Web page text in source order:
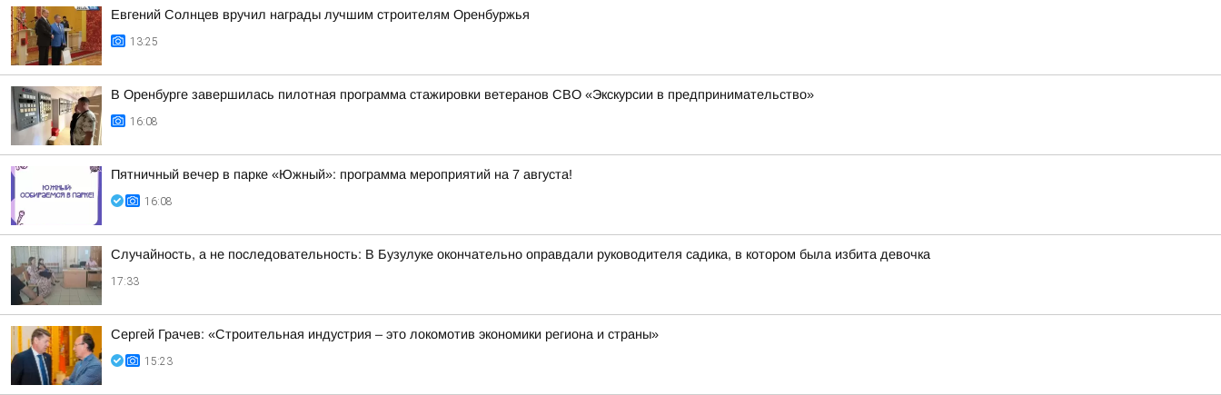
Евгений Солнцев вручил награды лучшим строителям Оренбуржья
13:25
В Оренбурге завершилась пилотная программа стажировки ветеранов СВО «Экскурсии в предпринимательство»
16:08
Пятничный вечер в парке «Южный»: программа мероприятий на 7 августа!
16:08
Случайность, а не последовательность: В Бузулуке окончательно оправдали руководителя садика, в котором была избита девочка
17:33
Сергей Грачев: «Строительная индустрия – это локомотив экономики региона и страны»
15:23